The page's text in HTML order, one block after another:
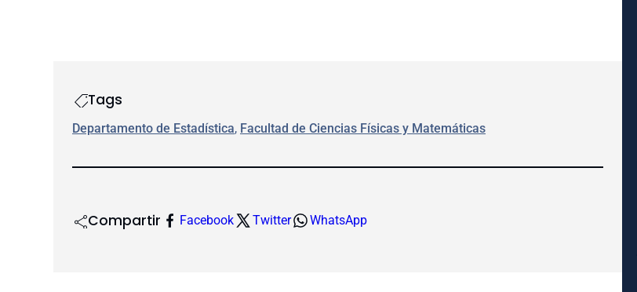
Tags
Departamento de Estadística, Facultad de Ciencias Físicas y Matemáticas
Compartir Facebook Twitter WhatsApp